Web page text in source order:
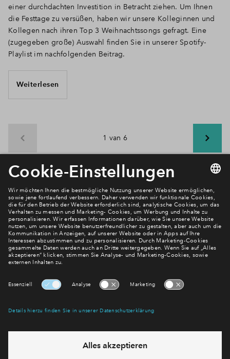
einer durchdachten Investition in Betracht ziehen. Um Ihnen
die Festtage zu versüßen, haben wir unsere Kolleginnen und
Kollegen nach ihren Top 3 Weihnachtssongs gefragt. Eine
(zugegeben große) Auswahl finden Sie in unserer Spotify-
Playlist im nachfolgenden Beitrag.
Weiterlesen
1 van 6
Newsletter Anmeldung
Verpassen Sie zu diesem Wohnprojekt keine Neuigkeiten
mehr! Wir halten Sie auf dem Laufenden – mit unserem
regelmäßig erscheinenden Newsletter informieren wir Sie
über den Stand dieses und weiterer Neubauprojekte.
E-Mail-Adresse
Abonnieren
Möchten Sie wissen, was wir mit Ihren Daten machen? Klicken Sie hier
für unsereDatenschutzerklärung